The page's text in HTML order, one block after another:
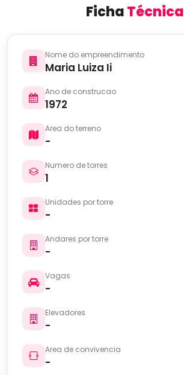
FichaTécnica
Nome do empreendimento
Maria Luiza Ii
Ano de construcao
1972
Area do terreno
-
Numero de torres
1
Unidades por torre
-
Andares por torre
-
Vagas
-
Elevadores
-
Area de convivencia
-